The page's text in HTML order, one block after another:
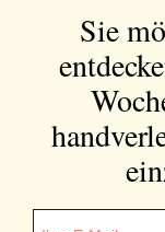
Sie
zur Kenntnis